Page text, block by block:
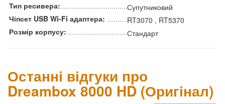
Тип ресивера:
Супутниковий
Чіпсет USB Wi-Fi адаптера:
RT3070 , RT5370
Розмір корпусу:
Стандарт
Останні відгуки про
Dreambox 8000 HD (Оригінал)